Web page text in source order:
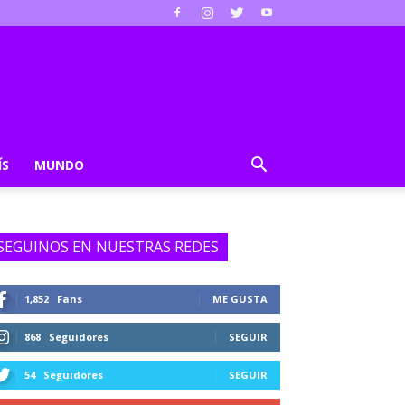
MUNDO
EN NUESTRAS REDES
1,852 Fans ME GUSTA
868 Seguidores SEGUIR
54 Seguidores SEGUIR